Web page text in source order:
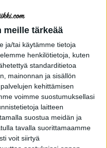
tärkeää
ja/tai käytämme tietoja
henkilötietoja, kuten
standarditietoa
mainonnan ja sisällön
kehittämisen
voimme suostumuksellasi
laitteen
suostua meidän ja
tavalla suorittamaamme
voit siirtyä